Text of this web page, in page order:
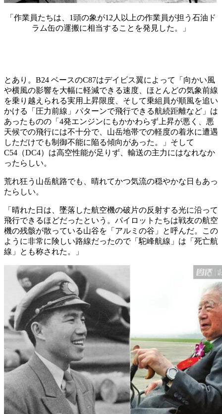
「作業員たちは、1頭の象が12人以上の作業員が担う石油ド
ラム缶の運搬に相当することを発見した。」
とあり。B24 ベースのC87はデイビス翼によって「向かい風
や横風の影響を大幅に軽減できる速度、ほとんどの気象前線
を乗り越えられる実用上昇限度、そして乗組員が順風を追い
かける「圧力前線」パターンで飛行できる航続距離など」は
あったものの「4発エンジンにもかかわらず上昇が悪く、悪
天候での飛行には不十分で、山岳地帯での軽度の着氷に遭遇
しただけでも制御不能に陥る傾向があった。」そして
C54（DC4）は高空性能が足りず、輸送の主力にはなれなか
ったらしい。
荒れ狂う山岳航路でも、晴れてかつ気流の穏やかな日もあっ
たらしい。
「晴れた日は、墜落した航空機の破片の反射する光に沿って
飛行できるほどだったという。パイロットたちは戦友の航空
機の残骸が散っている山谷を「アルミの谷」と呼んだ。この
ように非常に険しい路線だったので「駝峰航線」は「死亡航
線」とも称された。」